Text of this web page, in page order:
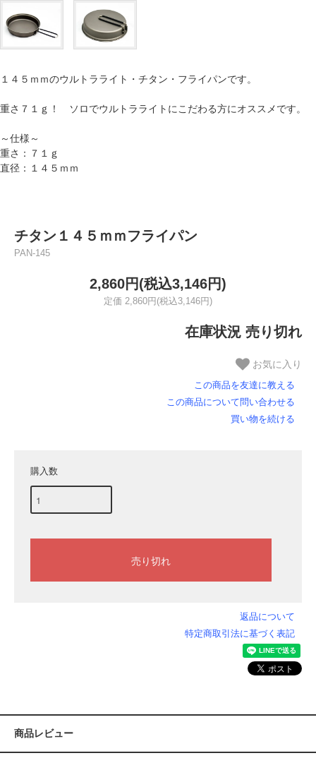
１４５ｍｍのウルトラライト・チタン・フライパンです。
重さ７１ｇ！ ソロでウルトラライトにこだわる方にオススメです。
～仕様～
重さ：７１ｇ
直径：１４５ｍｍ
チタン１４５ｍｍフライパン
PAN-145
2,860円(税込3,146円)
定価 2,860円(税込3,146円)
在庫状況 売り切れ
お気に入り
この商品を友達に教える
この商品について問い合わせる
買い物を続ける
購入数
返品について
特定商取引法に基づく表記
商品レビュー